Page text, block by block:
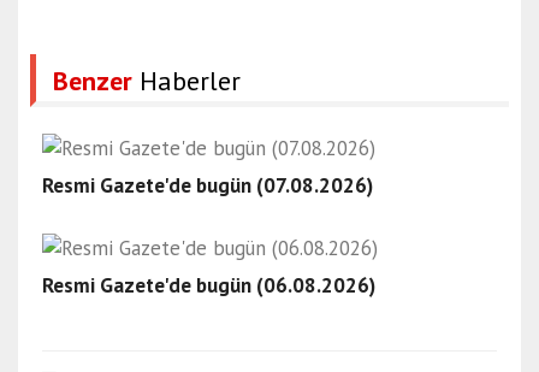
Benzer Haberler
Resmi Gazete'de bugün (07.08.2026)
Resmi Gazete'de bugün (06.08.2026)